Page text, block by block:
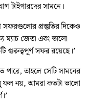
টাইগারদের সামনে।
প্রস্তুতির দিকেও
ম্যাচ জেতা এবং ভালো
গুরুত্বপূর্ণ সফর রয়েছে।’
পারে, তাহলে সেটি সামনের
ফল নয়, আমরা কতটা ভালো